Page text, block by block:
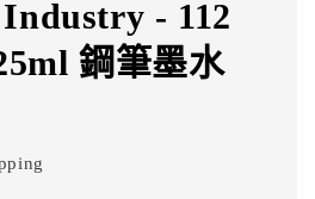
- 112
鋼筆墨水